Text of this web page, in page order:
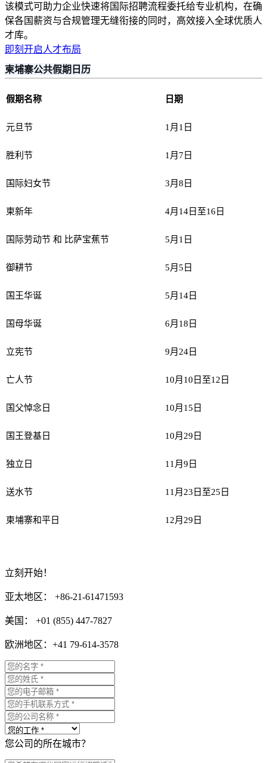
该模式可助力企业快速将国际招聘流程委托给专业机构，在确
保各国薪资与合规管理无缝衔接的同时，高效接入全球优质人
才库。
即刻开启人才布局
柬埔寨公共假期日历
假期名称 日期
元旦节 1月1日
胜利节 1月7日
国际妇女节 3月8日
柬新年 4月14日至16日
国际劳动节 和 比萨宝蕉节 5月1日
御耕节 5月5日
国王华诞 5月14日
国母华诞 6月18日
立宪节 9月24日
亡人节 10月10日至12日
国父悼念日 10月15日
国王登基日 10月29日
独立日 11月9日
送水节 11月23日至25日
柬埔寨和平日 12月29日
立刻开始！
亚太地区： +86-21-61471593
美国： +01 (855) 447-7827
欧洲地区：+41 79-614-3578
您公司的所在城市？